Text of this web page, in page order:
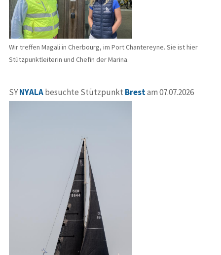
Wir treffen Magali in Cherbourg, im Port Chantereyne. Sie ist hier
Stützpunktleiterin und Chefin der Marina.
SYNYALAbesuchte Stützpunkt Brestam 07.07.2026